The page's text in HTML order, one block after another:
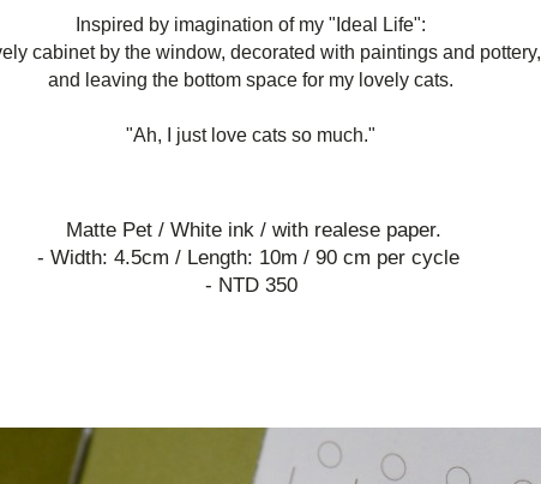
Inspired by imagination of my "Ideal Life":
cabinet by the window, decorated with paintings and pottery,
and leaving the bottom space for my lovely cats.
"Ah, I just love cats so much."
Matte Pet / White ink / with realese paper.
- Width: 4.5cm / Length: 10m / 90 cm per cycle
- NTD 350